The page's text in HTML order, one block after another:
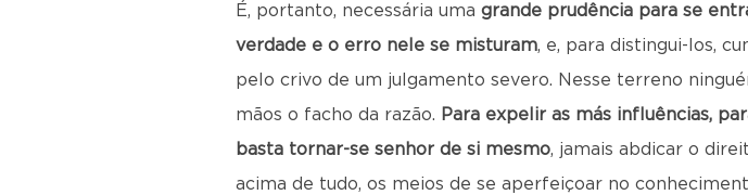
É, portanto, necessária uma grande prudência para se
verdade e o erro nele se misturam, e, para distingui-los,
pelo crivo de um julgamento severo. Nesse terreno
mãos o facho da razão. Para expelir as más influências,
basta tornar-se senhor de si mesmo, jamais abdicar o
acima de tudo, os meios de se aperfeiçoar no